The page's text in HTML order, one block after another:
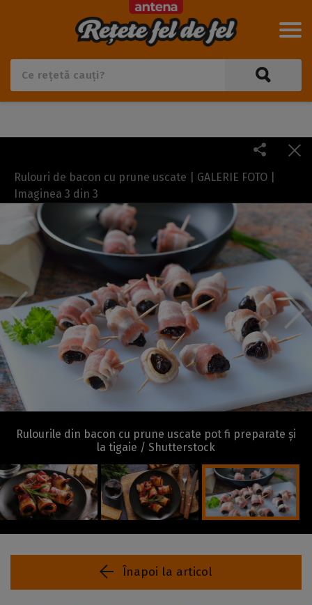
Rulouri de bacon cu prune uscate | GALERIE FOTO |
Imaginea 3 din 3
Rulourile din bacon cu prune uscate pot fi preparate și
la tigaie / Shutterstock
Înapoi la articol